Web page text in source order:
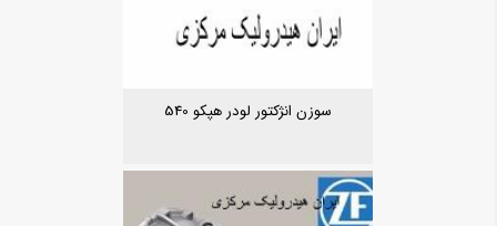
سوزن انژکتور لودر هپکو 540